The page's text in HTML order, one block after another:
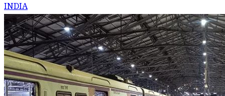
INDIA